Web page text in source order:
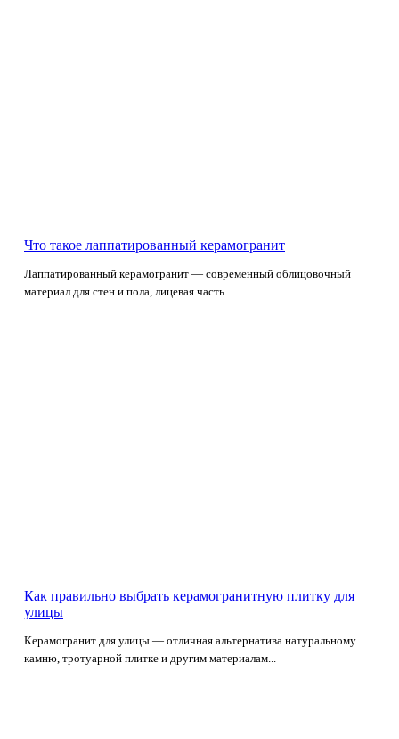
Что такое лаппатированный керамогранит
Лаппатированный керамогранит — современный облицовочный
материал для стен и пола, лицевая часть ...
Как правильно выбрать керамогранитную плитку для
улицы
Керамогранит для улицы — отличная альтернатива натуральному
камню, тротуарной плитке и другим материалам...